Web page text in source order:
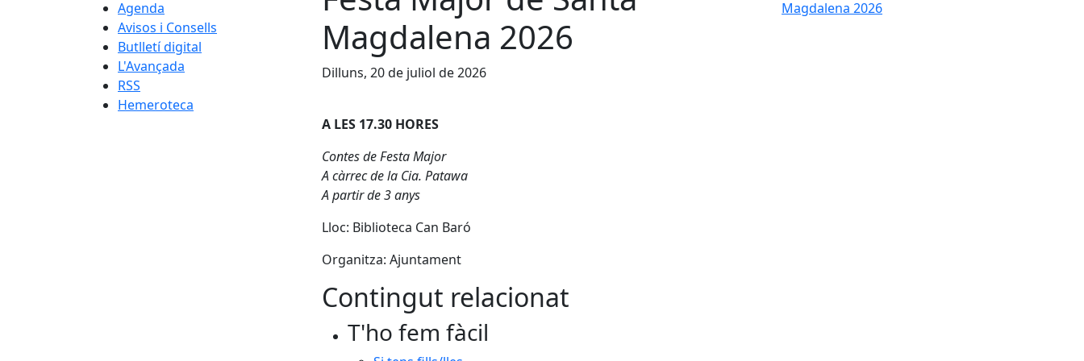
Agenda
Avisos i Consells
Butlletí digital
L'Avançada
RSS
Hemeroteca
Magdalena 2026
Dilluns, 20 de juliol de 2026
A LES 17.30 HORES
Contes de Festa Major
A càrrec de la Cia. Patawa
A partir de 3 anys
Lloc: Biblioteca Can Baró
Organitza: Ajuntament
Contingut relacionat
T'ho fem fàcil